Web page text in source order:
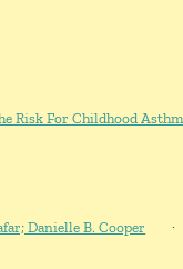
·
Danielle B. Cooper.